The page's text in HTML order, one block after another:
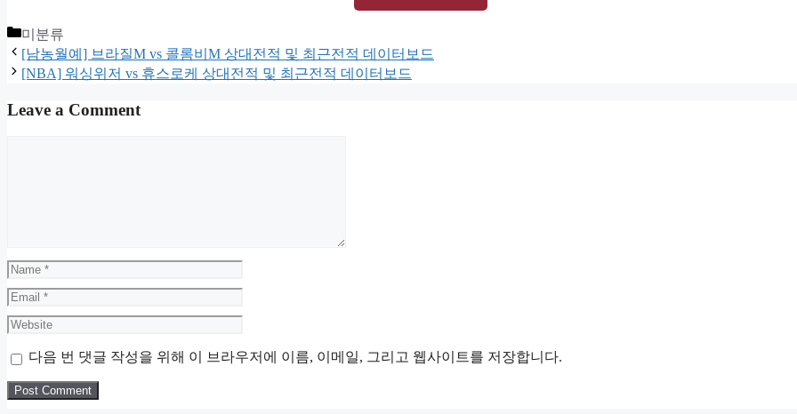
Categories
미분류
[남농월예] 브라질M vs 콜롬비M 상대전적 및 최근전적 데이터보드
[NBA] 워싱위저 vs 휴스로케 상대전적 및 최근전적 데이터보드
Leave a Comment
Name
Email
Website
다음 번 댓글 작성을 위해 이 브라우저에 이름, 이메일, 그리고 웹사이트를 저장합니다.